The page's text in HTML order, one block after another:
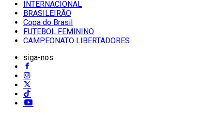
INTERNACIONAL
BRASILEIRÃO
Copa do Brasil
FUTEBOL FEMININO
CAMPEONATO LIBERTADORES
siga-nos